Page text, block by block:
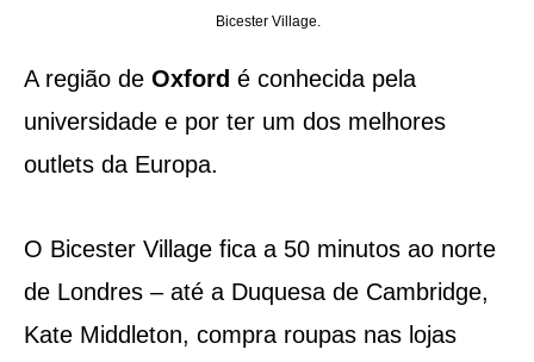
Bicester Village.
A região de Oxford é conhecida pela
universidade e por ter um dos melhores
outlets da Europa.
O Bicester Village fica a 50 minutos ao norte
de Londres – até a Duquesa de Cambridge,
Kate Middleton, compra roupas nas lojas